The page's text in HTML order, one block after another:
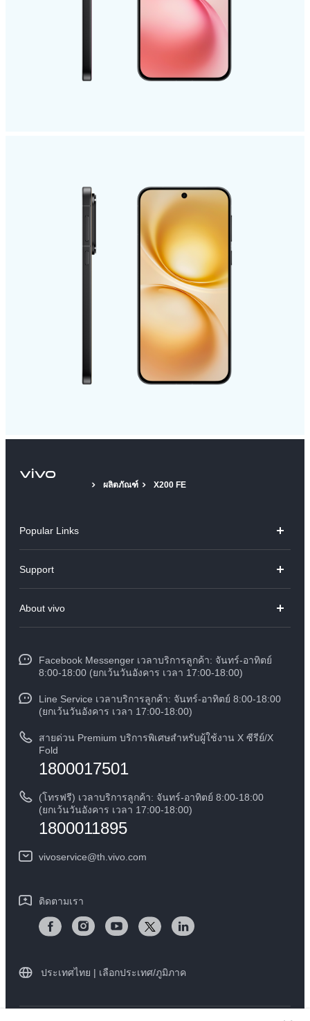
ผลิตภัณฑ์ X200 FE
Popular Links
X300
Y31 5G
Support
Funtouch OS
สอบถามเกี่ยวกับราคาอะไหล่
การตรวจยืนยันหมายเลข IMEI
คำแนะนำเกี่ยวกับบัตรรับประกันของ vivo
ดาวน์โหลด LUTs สำหรับการคืนค่า Log
About vivo
ข้อมูลข่าว
สมัครงานที่ vivo
ข้อกฏหมาย
เกี่ยวกับเรา
ศูนย์ความเป็นส่วนตัวของวีโว่
ความยั่งยืน
Facebook Messenger เวลาบริการลูกค้า: จันทร์-อาทิตย์
8:00-18:00 (ยกเว้นวันอังคาร เวลา 17:00-18:00)
Line Service เวลาบริการลูกค้า: จันทร์-อาทิตย์ 8:00-18:00
(ยกเว้นวันอังคาร เวลา 17:00-18:00)
สายด่วน Premium บริการพิเศษสำหรับผู้ใช้งาน X ซีรีย์/X
Fold
1800017501
(โทรฟรี) เวลาบริการลูกค้า: จันทร์-อาทิตย์ 8:00-18:00
(ยกเว้นวันอังคาร เวลา 17:00-18:00)
1800011895
vivoservice@th.vivo.com
ติดตามเรา
ประเทศไทย | เลือกประเทศ/ภูมิภาค